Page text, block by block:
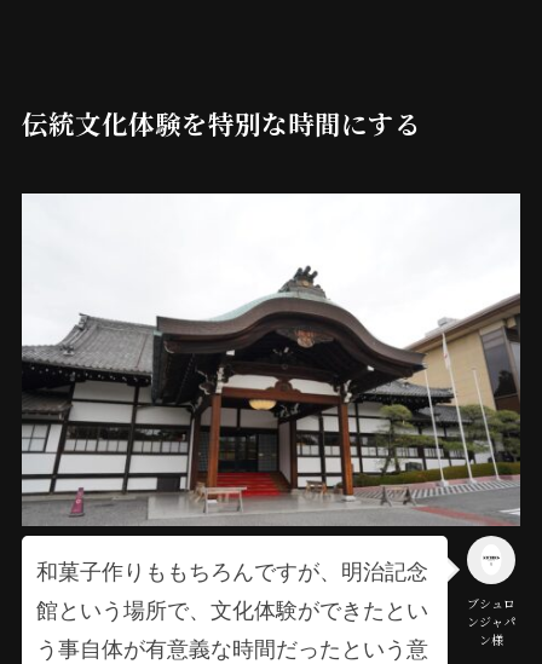
伝統文化体験を特別な時間にする
ブシュロ
ンジャパ
ン様
和菓子作りももちろんですが、明治記念
館という場所で、文化体験ができたとい
う事自体が有意義な時間だったという意